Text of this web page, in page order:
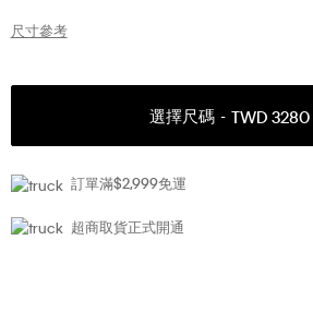
尺寸參考
選擇尺碼 TWD 3280
訂單滿$2,999免運
超商取貨正式開通